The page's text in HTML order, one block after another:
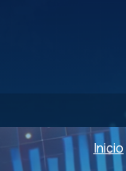
Inicio